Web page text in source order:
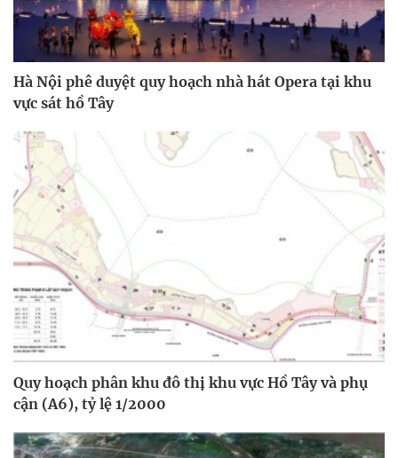
Hà Nội phê duyệt quy hoạch nhà hát Opera tại khu
vực sát hồ Tây
Quy hoạch phân khu đô thị khu vực Hồ Tây và phụ
cận (A6), tỷ lệ 1/2000